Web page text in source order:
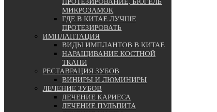
МИКРОЗАМОК
ГДЕ В КИТАЕ ЛУЧШЕ
ПРОТЕЗИРОВАТЬ
ИМПЛАНТАЦИЯ
ВИДЫ ИМПЛАНТОВ В КИТАЕ
НАРАЩИВАНИЕ КОСТНОЙ
ТКАНИ
РЕСТАВРАЦИЯ ЗУБОВ
ВИНИРЫ И ЛЮМИНИРЫ
ЛЕЧЕНИЕ ЗУБОВ
ЛЕЧЕНИЕ КАРИЕСА
ЛЕЧЕНИЕ ПУЛЬПИТА